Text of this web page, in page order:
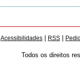
Acessibilidades RSS
Todos os direitos